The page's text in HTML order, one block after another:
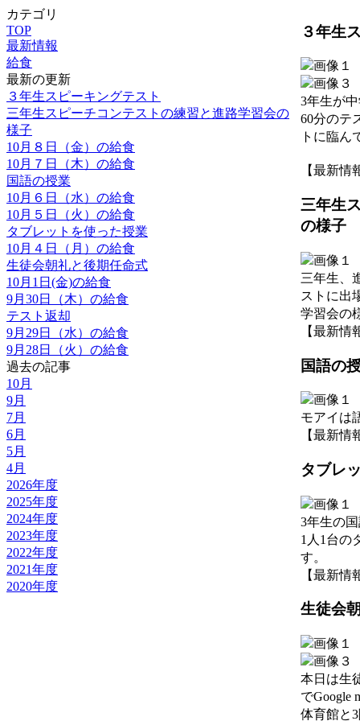
カテゴリ
TOP
最新情報
給食
最新の更新
３年生スピーキングテスト
三年生スピーチコンテストの練習と進路学習会の
様子
10月８日（金）の給食
10月７日（木）の給食
国語の授業
10月６日（水）の給食
10月５日（火）の給食
タブレットを使った授業
10月４日（月）の給食
生徒会朝礼と後期任命式
10月1日(金)の給食
9月30日（木）の給食
テスト返却
9月29日（水）の給食
9月28日（火）の給食
過去の記事
10月
9月
7月
6月
5月
4月
2026年度
2025年度
2024年度
2023年度
2022年度
2021年度
2020年度
３年生
3年生が
60分のテ
トに臨ん
【最新情
三年生
の様子
三年生、
ストに出
学習会の
【最新情
国語の
モアイは
【最新情
タブレ
3年生の
1人1台の
す。
【最新情
生徒会
本日は生
でGoogle
体育館と